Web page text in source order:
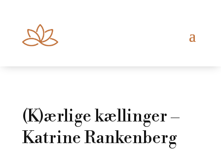
(K)ærlige kællinger –
Katrine Rankenberg